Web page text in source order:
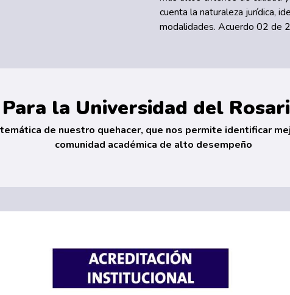
cuenta la naturaleza jurídica,
modalidades. Acuerdo 02 de
Para la Universidad del
de nuestro quehacer, que nos permite identificar
comunidad académica de alto desempeño